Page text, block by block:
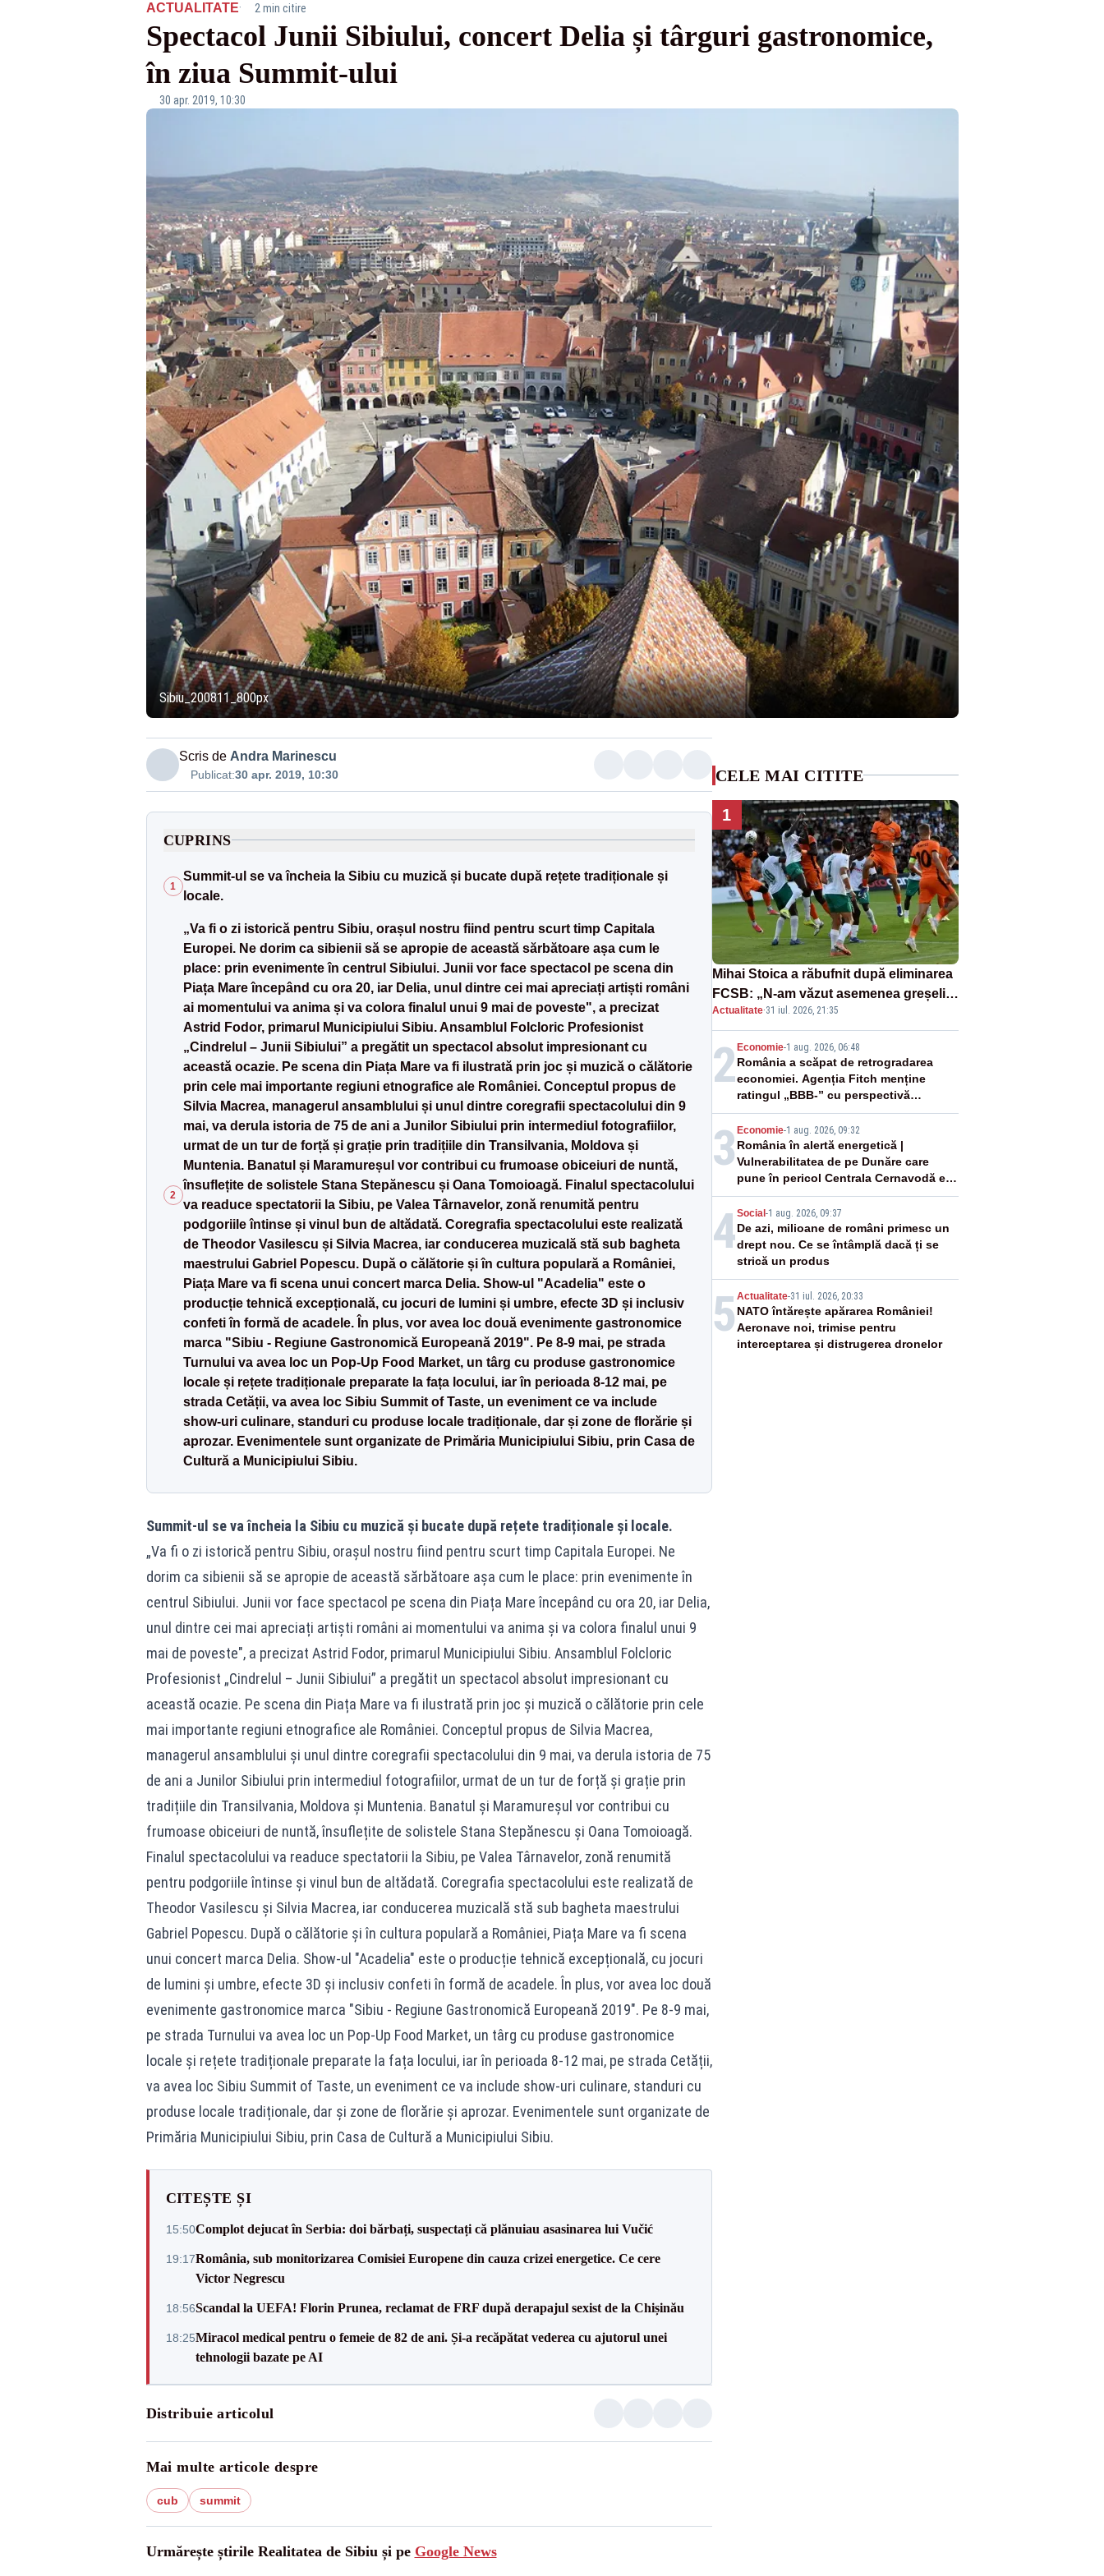
ACTUALITATE· 2 min citire
Spectacol Junii Sibiului, concert Delia și târguri gastronomice,
în ziua Summit-ului
30 apr. 2019, 10:30
Sibiu_200811_800px
Scris de Andra Marinescu
Publicat:30 apr. 2019, 10:30
CUPRINS
1
Summit-ul se va încheia la Sibiu cu muzică și bucate după rețete tradiționale și
locale.
2
„Va fi o zi istorică pentru Sibiu, orașul nostru fiind pentru scurt timp Capitala
Europei. Ne dorim ca sibienii să se apropie de această sărbătoare așa cum le
place: prin evenimente în centrul Sibiului. Junii vor face spectacol pe scena din
Piața Mare începând cu ora 20, iar Delia, unul dintre cei mai apreciați artiști români
ai momentului va anima și va colora finalul unui 9 mai de poveste", a precizat
Astrid Fodor, primarul Municipiului Sibiu. Ansamblul Folcloric Profesionist
„Cindrelul – Junii Sibiului” a pregătit un spectacol absolut impresionant cu
această ocazie. Pe scena din Piața Mare va fi ilustrată prin joc și muzică o călătorie
prin cele mai importante regiuni etnografice ale României. Conceptul propus de
Silvia Macrea, managerul ansamblului și unul dintre coregrafii spectacolului din 9
mai, va derula istoria de 75 de ani a Junilor Sibiului prin intermediul fotografiilor,
urmat de un tur de forță și grație prin tradițiile din Transilvania, Moldova și
Muntenia. Banatul și Maramureșul vor contribui cu frumoase obiceiuri de nuntă,
însuflețite de solistele Stana Stepănescu și Oana Tomoioagă. Finalul spectacolului
va readuce spectatorii la Sibiu, pe Valea Târnavelor, zonă renumită pentru
podgoriile întinse și vinul bun de altădată. Coregrafia spectacolului este realizată
de Theodor Vasilescu și Silvia Macrea, iar conducerea muzicală stă sub bagheta
maestrului Gabriel Popescu. După o călătorie și în cultura populară a României,
Piața Mare va fi scena unui concert marca Delia. Show-ul "Acadelia" este o
producție tehnică excepțională, cu jocuri de lumini și umbre, efecte 3D și inclusiv
confeti în formă de acadele. În plus, vor avea loc două evenimente gastronomice
marca "Sibiu - Regiune Gastronomică Europeană 2019". Pe 8-9 mai, pe strada
Turnului va avea loc un Pop-Up Food Market, un târg cu produse gastronomice
locale și rețete tradiționale preparate la fața locului, iar în perioada 8-12 mai, pe
strada Cetății, va avea loc Sibiu Summit of Taste, un eveniment ce va include
show-uri culinare, standuri cu produse locale tradiționale, dar și zone de florărie și
aprozar. Evenimentele sunt organizate de Primăria Municipiului Sibiu, prin Casa de
Cultură a Municipiului Sibiu.
Summit-ul se va încheia la Sibiu cu muzică și bucate după rețete tradiționale și locale.
„Va fi o zi istorică pentru Sibiu, orașul nostru fiind pentru scurt timp Capitala Europei. Ne
dorim ca sibienii să se apropie de această sărbătoare așa cum le place: prin evenimente în
centrul Sibiului. Junii vor face spectacol pe scena din Piața Mare începând cu ora 20, iar Delia,
unul dintre cei mai apreciați artiști români ai momentului va anima și va colora finalul unui 9
mai de poveste", a precizat Astrid Fodor, primarul Municipiului Sibiu. Ansamblul Folcloric
Profesionist „Cindrelul – Junii Sibiului” a pregătit un spectacol absolut impresionant cu
această ocazie. Pe scena din Piața Mare va fi ilustrată prin joc și muzică o călătorie prin cele
mai importante regiuni etnografice ale României. Conceptul propus de Silvia Macrea,
managerul ansamblului și unul dintre coregrafii spectacolului din 9 mai, va derula istoria de 75
de ani a Junilor Sibiului prin intermediul fotografiilor, urmat de un tur de forță și grație prin
tradițiile din Transilvania, Moldova și Muntenia. Banatul și Maramureșul vor contribui cu
frumoase obiceiuri de nuntă, însuflețite de solistele Stana Stepănescu și Oana Tomoioagă.
Finalul spectacolului va readuce spectatorii la Sibiu, pe Valea Târnavelor, zonă renumită
pentru podgoriile întinse și vinul bun de altădată. Coregrafia spectacolului este realizată de
Theodor Vasilescu și Silvia Macrea, iar conducerea muzicală stă sub bagheta maestrului
Gabriel Popescu. După o călătorie și în cultura populară a României, Piața Mare va fi scena
unui concert marca Delia. Show-ul "Acadelia" este o producție tehnică excepțională, cu jocuri
de lumini și umbre, efecte 3D și inclusiv confeti în formă de acadele. În plus, vor avea loc două
evenimente gastronomice marca "Sibiu - Regiune Gastronomică Europeană 2019". Pe 8-9 mai,
pe strada Turnului va avea loc un Pop-Up Food Market, un târg cu produse gastronomice
locale și rețete tradiționale preparate la fața locului, iar în perioada 8-12 mai, pe strada Cetății,
va avea loc Sibiu Summit of Taste, un eveniment ce va include show-uri culinare, standuri cu
produse locale tradiționale, dar și zone de florărie și aprozar. Evenimentele sunt organizate de
Primăria Municipiului Sibiu, prin Casa de Cultură a Municipiului Sibiu.
CITEȘTE ȘI
15:50Complot dejucat în Serbia: doi bărbați, suspectați că plănuiau asasinarea lui Vučić
19:17România, sub monitorizarea Comisiei Europene din cauza crizei energetice. Ce cere
Victor Negrescu
18:56Scandal la UEFA! Florin Prunea, reclamat de FRF după derapajul sexist de la Chișinău
18:25Miracol medical pentru o femeie de 82 de ani. Și-a recăpătat vederea cu ajutorul unei
tehnologii bazate pe AI
Distribuie articolul
Mai multe articole despre
cub summit
Urmărește știrile Realitatea de Sibiu și pe Google News
CELE MAI CITITE
1
Mihai Stoica a răbufnit după eliminarea
FCSB: „N-am văzut asemenea greșeli
în 190 de meciuri europene”
Actualitate·31 iul. 2026, 21:35
2Economie-1 aug. 2026, 06:48
România a scăpat de retrogradarea
economiei. Agenția Fitch menține
ratingul „BBB-” cu perspectivă
negativă
3 Economie-1 aug. 2026, 09:32
România în alertă energetică |
Vulnerabilitatea de pe Dunăre care
pune în pericol Centrala Cernavodă era
cunoscută de pe vremea lui Ceaușescu
4Social-1 aug. 2026, 09:37
De azi, milioane de români primesc un
drept nou. Ce se întâmplă dacă ți se
strică un produs
5 Actualitate-31 iul. 2026, 20:33
NATO întărește apărarea României!
Aeronave noi, trimise pentru
interceptarea și distrugerea dronelor